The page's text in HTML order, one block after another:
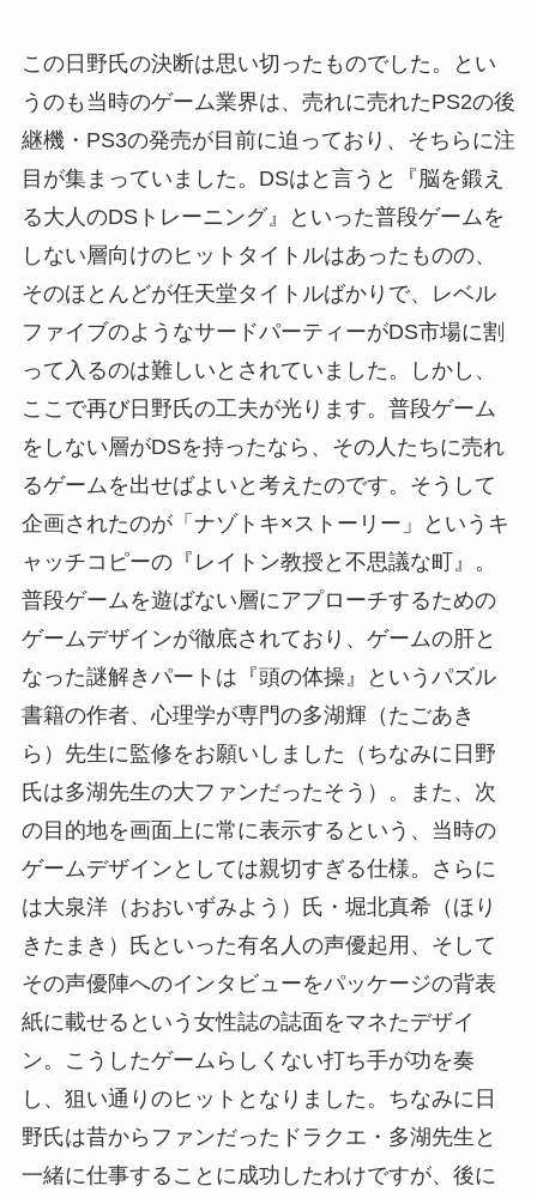
この日野氏の決断は思い切ったものでした。とい
うのも当時のゲーム業界は、売れに売れたPS2の後
継機・PS3の発売が目前に迫っており、そちらに注
目が集まっていました。DSはと言うと『脳を鍛え
る大人のDSトレーニング』といった普段ゲームを
しない層向けのヒットタイトルはあったものの、
そのほとんどが任天堂タイトルばかりで、レベル
ファイブのようなサードパーティーがDS市場に割
って入るのは難しいとされていました。しかし、
ここで再び日野氏の工夫が光ります。普段ゲーム
をしない層がDSを持ったなら、その人たちに売れ
るゲームを出せばよいと考えたのです。そうして
企画されたのが「ナゾトキ×ストーリー」というキ
ャッチコピーの『レイトン教授と不思議な町』。
普段ゲームを遊ばない層にアプローチするための
ゲームデザインが徹底されており、ゲームの肝と
なった謎解きパートは『頭の体操』というパズル
書籍の作者、心理学が専門の多湖輝（たごあき
ら）先生に監修をお願いしました（ちなみに日野
氏は多湖先生の大ファンだったそう）。また、次
の目的地を画面上に常に表示するという、当時の
ゲームデザインとしては親切すぎる仕様。さらに
は大泉洋（おおいずみよう）氏・堀北真希（ほり
きたまき）氏といった有名人の声優起用、そして
その声優陣へのインタビューをパッケージの背表
紙に載せるという女性誌の誌面をマネたデザイ
ン。こうしたゲームらしくない打ち手が功を奏
し、狙い通りのヒットとなりました。ちなみに日
野氏は昔からファンだったドラクエ・多湖先生と
一緒に仕事することに成功したわけですが、後に